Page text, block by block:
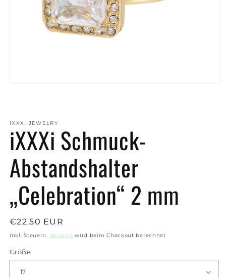
IXXXI JEWELRY
iXXXi Schmuck-
Abstandshalter
„Celebration“ 2 mm
Normaler
Preis
€22,50 EUR
Inkl. Steuern. Versand wird beim Checkout berechnet
Größe